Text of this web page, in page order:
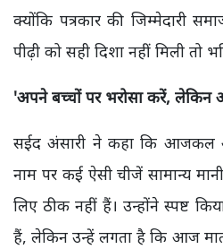
क्योंकि पत्रकार की जिम्मेदारी
पीढ़ी को सही दिशा नहीं मिली तो
'अपने बच्चों पर भरोसा करें, लेकिन
सईद अंसारी ने कहा कि
नाम पर कई ऐसी चीजें सामान्य
लिए ठीक नहीं हैं। उन्होंने स्पष्ट
हैं, लेकिन उन्हें लगता है कि आज